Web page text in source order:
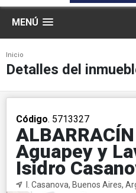
MENÚ
Inicio
Detalles del
Código. 5713327
Aguapey y
Isidro
I. Casanova, Buenos Aires,